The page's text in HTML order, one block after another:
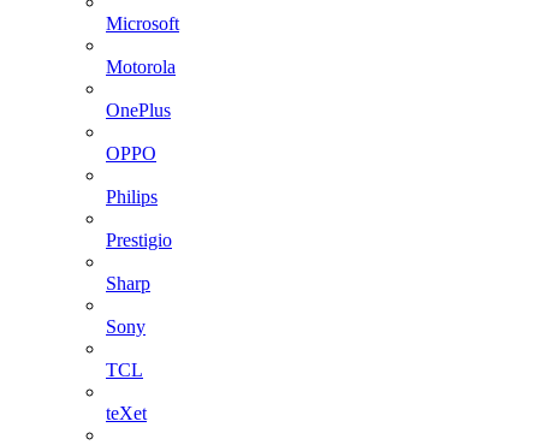
Microsoft
Motorola
OnePlus
OPPO
Philips
Prestigio
Sharp
Sony
TCL
teXet